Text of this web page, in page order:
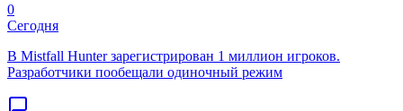
0
Сегодня
В Mistfall Hunter зарегистрирован 1 миллион игроков.
Разработчики пообещали одиночный режим